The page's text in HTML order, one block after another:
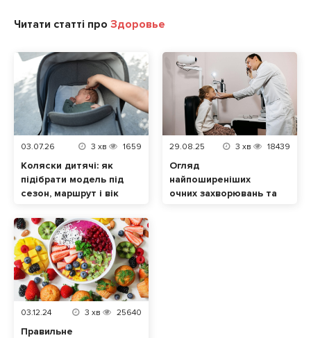
Читати статті про Здоровье
03.07.26 3 хв 1659
Коляски дитячі: як
підібрати модель під
сезон, маршрут і вік
29.08.25 3 хв 18439
Огляд
найпоширеніших
очних захворювань та
03.12.24 3 хв 25640
Правильне